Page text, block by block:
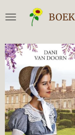
direct
de
hoofdinhoud